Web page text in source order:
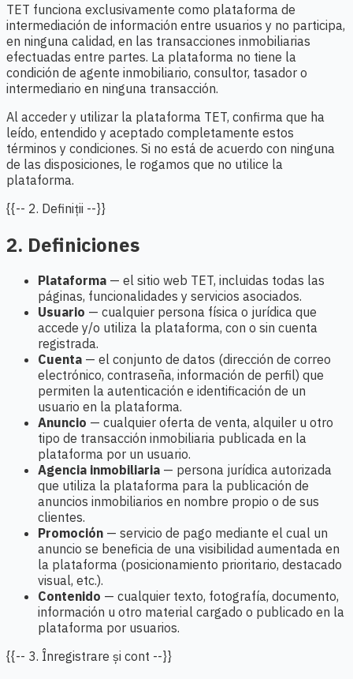
TET funciona exclusivamente como plataforma de
intermediación de información entre usuarios y no participa,
en ninguna calidad, en las transacciones inmobiliarias
efectuadas entre partes. La plataforma no tiene la
condición de agente inmobiliario, consultor, tasador o
intermediario en ninguna transacción.
Al acceder y utilizar la plataforma TET, confirma que ha
leído, entendido y aceptado completamente estos
términos y condiciones. Si no está de acuerdo con ninguna
de las disposiciones, le rogamos que no utilice la
plataforma.
{{-- 2. Definiții --}}
2. Definiciones
Plataforma — el sitio web TET, incluidas todas las
páginas, funcionalidades y servicios asociados.
Usuario — cualquier persona física o jurídica que
accede y/o utiliza la plataforma, con o sin cuenta
registrada.
Cuenta — el conjunto de datos (dirección de correo
electrónico, contraseña, información de perfil) que
permiten la autenticación e identificación de un
usuario en la plataforma.
Anuncio — cualquier oferta de venta, alquiler u otro
tipo de transacción inmobiliaria publicada en la
plataforma por un usuario.
Agencia inmobiliaria — persona jurídica autorizada
que utiliza la plataforma para la publicación de
anuncios inmobiliarios en nombre propio o de sus
clientes.
Promoción — servicio de pago mediante el cual un
anuncio se beneficia de una visibilidad aumentada en
la plataforma (posicionamiento prioritario, destacado
visual, etc.).
Contenido — cualquier texto, fotografía, documento,
información u otro material cargado o publicado en la
plataforma por usuarios.
{{-- 3. Înregistrare și cont --}}